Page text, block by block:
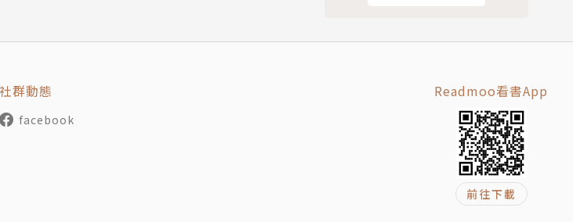
社群動態
facebook
Readmoo看書App
前往下載